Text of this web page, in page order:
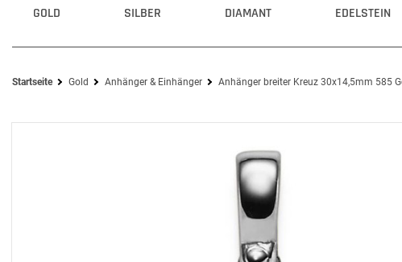
GOLD SILBER DIAMANT EDELSTEIN
Startseite Gold Anhänger & Einhänger Anhänger breiter Kreuz 30x14,5mm 585